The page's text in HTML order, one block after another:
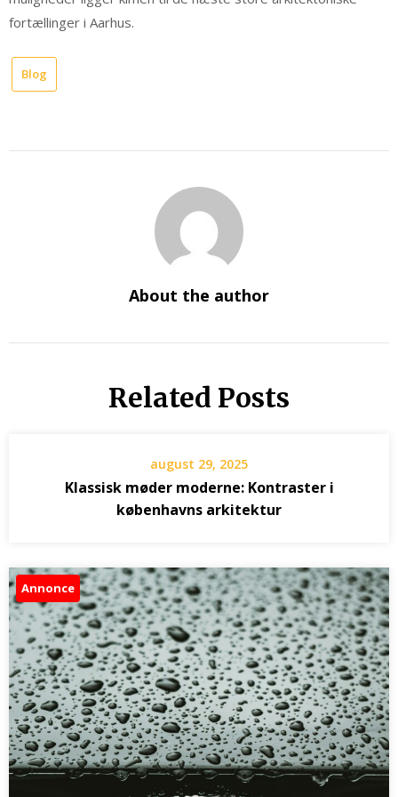
fortællinger i Aarhus.
Blog
About the author
Related Posts
august 29, 2025
Klassisk møder moderne: Kontraster i
københavns arkitektur
Annonce